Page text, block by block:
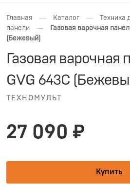
Главная — Каталог — Техника
панели
—
Газовая варочная
(Бежевый)
Газовая варочная
GVG 643C
ТЕХНОМУЛЬТ
27 090 ₽
Купить